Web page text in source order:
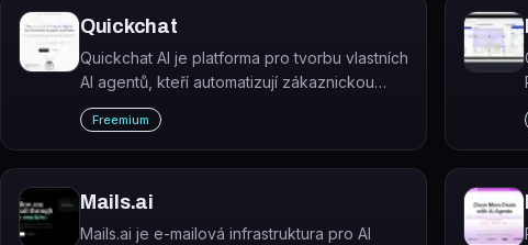
Quickchat
Quickchat AI je platforma pro tvorbu vlastních
AI agentů, kteří automatizují zákaznickou
podporu, prodej a e-commerce konverzace.
Freemium
Mails.ai
Mails.ai je e-mailová infrastruktura pro AI